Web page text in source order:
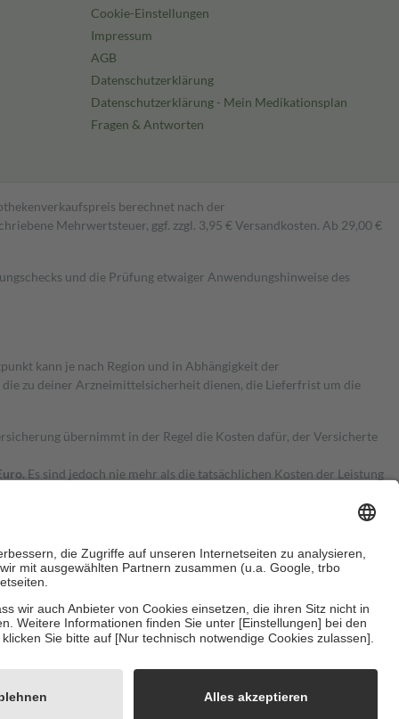
Cookie-Einstellungen
Impressum
AGB
Datenschutzerklärung
Datenschutzerklärung - Mein Medikationsplan
Fragen & Antworten
berechnet nach der
Mehrwertsteuer, ggf. zzgl. 3,95 € Versandkosten. Ab 29,00 €
und die Prüfung etwaiger Anwendungshinweise des
kann je nach Region und in Abhängigkeit der
zu deiner Arzneimittelsicherheit dienen, die Lieferfrist um die
übernimmt in der Regel die Kosten dafür, der Versicherte
Es sind jedoch nie mehr als die tatsächlichen Kosten der Leistung
Zuzahlungen an bei: